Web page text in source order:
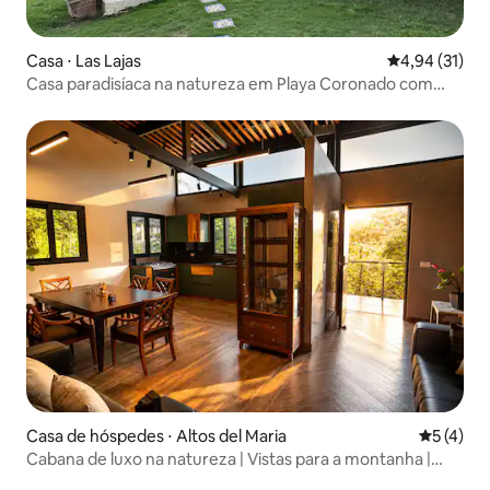
Casa ⋅ Las Lajas 4,94 de uma
4,94 (31)
Casa paradisíaca na natureza em Playa Coronado com
Casa de hóspedes ⋅ Altos del Maria 5 de
5 (4)
Cabana de luxo na natureza | Vistas para a montanha |